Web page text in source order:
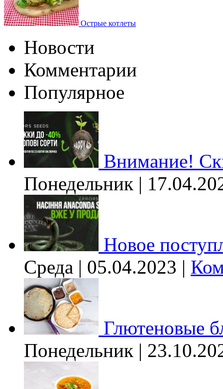
Острые котлеты
Новости
Комментарии
Популярное
Внимание!
Понедельник |
Новое
Среда | 05.04.2023 |
Глютеновые
Понедельник |